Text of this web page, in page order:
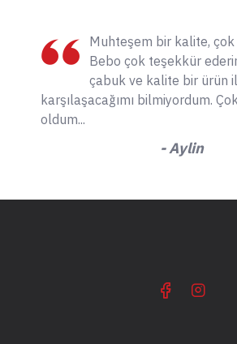
Muhteşem bir kalite, çok
Bebo çok teşekkür
çabuk ve kalite bir ürün
karşılaşacağımı bilmiyordum.
oldum...
- Aylin